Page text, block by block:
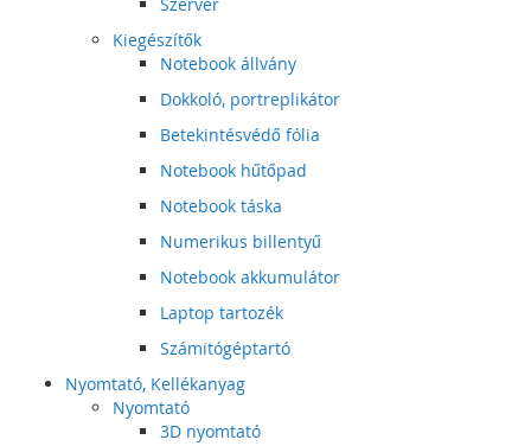
Kiegészítők
Notebook állvány
Dokkoló, portreplikátor
Betekintésvédő fólia
Notebook hűtőpad
Notebook táska
Numerikus billentyű
Notebook akkumulátor
Laptop tartozék
Számitógéptartó
Nyomtató, Kellékanyag
Nyomtató
3D nyomtató